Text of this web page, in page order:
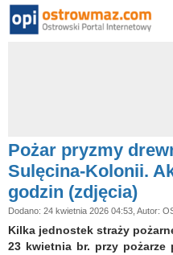
Pożar pryzmy
Sulęcina-Kolonii.
godzin (zdjęcia)
Dodano: 24 kwietnia 2026 04:53, Autor:
Kilka jednostek straży
23 kwietnia br. przy